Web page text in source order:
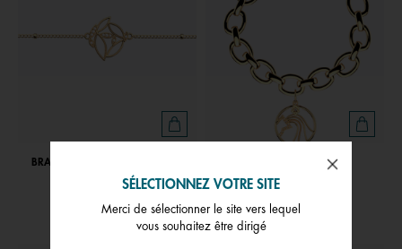
BRACELET CHAÎNE ARBRE DE VIE
59,00 €
BRACELET VERSEAU
91,00 €
SÉLECTIONNEZ VOTRE SITE
Merci de sélectionner le site vers lequel
vous souhaitez être dirigé